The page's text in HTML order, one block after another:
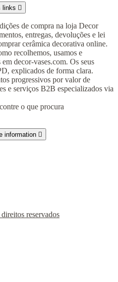
links 
de compra na loja Decor
entregas, devoluções e lei
cerâmica decorativa online.
recolhemos, usamos e
decor-vases.com. Os seus
explicados de forma clara.
progressivos por valor de
e serviços B2B especializados via
o que procura
information 
reservados